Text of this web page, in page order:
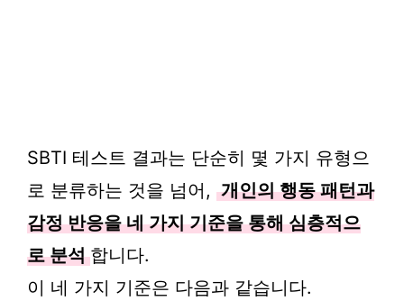
SBTI 테스트 결과는 단순히 몇 가지 유형으
로 분류하는 것을 넘어, 개인의 행동 패턴과
감정 반응을 네 가지 기준을 통해 심층적으
로 분석 합니다.
이 네 가지 기준은 다음과 같습니다.